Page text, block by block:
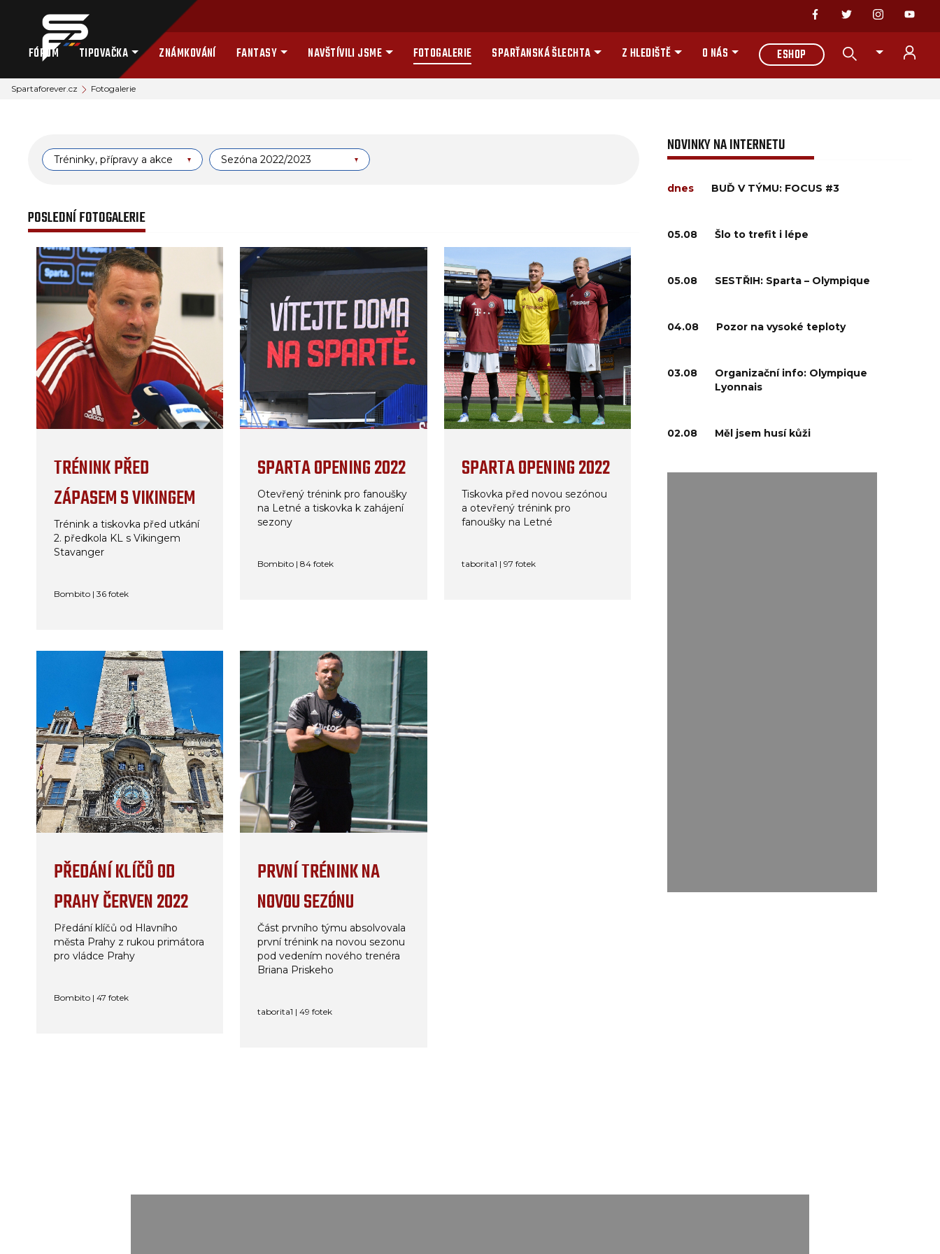
FÓRUM TIPOVAČKA ZNÁMKOVÁNÍ FANTASY NAVŠTÍVILI JSME FOTOGALERIE SPARŤANSKÁ ŠLECHTA Z HLEDIŠTĚ O NÁS ESHOP
Spartaforever.cz Fotogalerie
Tréninky, přípravy a akce Sezóna 2022/2023
POSLEDNÍ FOTOGALERIE
TRÉNINK PŘED
ZÁPASEM S VIKINGEM
Trénink a tiskovka před utkání
2. předkola KL s Vikingem
Stavanger
Bombito | 36 fotek
SPARTA OPENING 2022
Otevřený trénink pro fanoušky
na Letné a tiskovka k zahájení
sezony
Bombito | 84 fotek
SPARTA OPENING 2022
Tiskovka před novou sezónou
a otevřený trénink pro
fanoušky na Letné
taborita1 | 97 fotek
PŘEDÁNÍ KLÍČŮ OD
PRAHY ČERVEN 2022
Předání klíčů od Hlavního
města Prahy z rukou primátora
pro vládce Prahy
Bombito | 47 fotek
PRVNÍ TRÉNINK NA
NOVOU SEZÓNU
Část prvního týmu absolvovala
první trénink na novou sezonu
pod vedením nového trenéra
Briana Priskeho
taborita1 | 49 fotek
NOVINKY NA INTERNETU
dnes BUĎ V TÝMU: FOCUS #3
05.08 Šlo to trefit i lépe
05.08 SESTŘIH: Sparta – Olympique
04.08 Pozor na vysoké teploty
03.08
Organizační info: Olympique
Lyonnais
02.08 Měl jsem husí kůži